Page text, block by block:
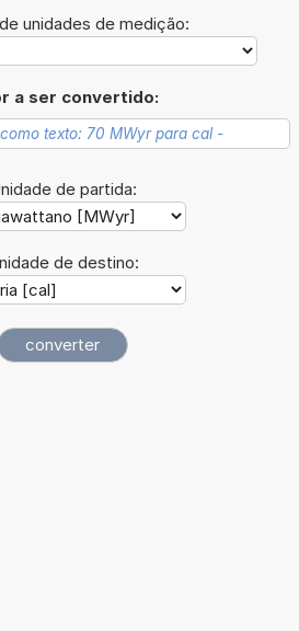
unidades de medição:
a ser convertido:
de partida:
de destino: